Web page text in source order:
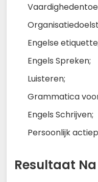
Engelse
Engels Spreken;
Luisteren;
Grammatica
Engels Schrijven;
Persoonlijk
Resultaat